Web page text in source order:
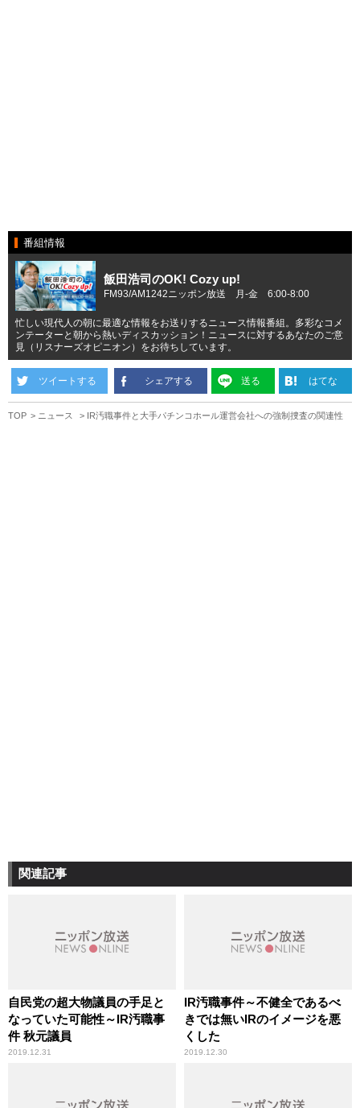
番組情報
飯田浩司のOK! Cozy up!
FM93/AM1242ニッポン放送 月-金 6:00-8:00
忙しい現代人の朝に最適な情報をお送りするニュース情報番組。多彩なコメ
ンテーターと朝から熱いディスカッション！ニュースに対するあなたのご意
見（リスナーズオピニオン）をお待ちしています。
ツイートする シェアする 送る はてな
TOP ニュース IR汚職事件と大手パチンコホール運営会社への強制捜査の関連性
関連記事
自民党の超大物議員の手足と
なっていた可能性～IR汚職事
件 秋元議員
2019.12.31
IR汚職事件～不健全であるべ
きでは無いIRのイメージを悪
くした
2019.12.30